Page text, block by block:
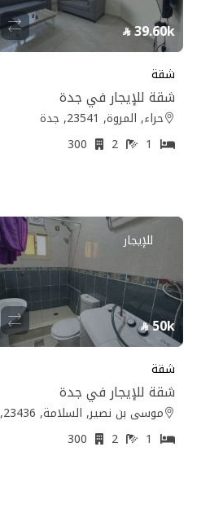
39.60k
شقة
شقة للإيجار في جدة
حراء, المروة, 23541, جدة
للإيجار
50k
شقة
شقة للإيجار في جدة
موسى بن نصير, السلامة, 23436, جدة